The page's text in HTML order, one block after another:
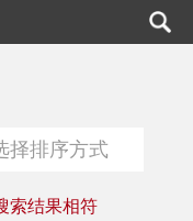
择排序方式
索结果相符